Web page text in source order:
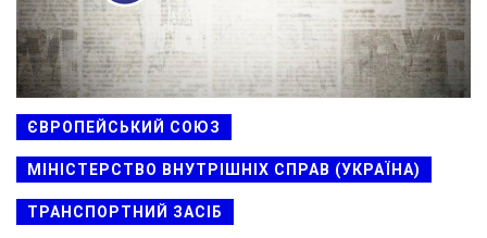
ЄВРОПЕЙСЬКИЙ СОЮЗ
МІНІСТЕРСТВО ВНУТРІШНІХ СПРАВ (УКРАЇНА)
ТРАНСПОРТНИЙ ЗАСІБ